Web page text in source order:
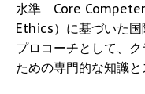
水準 Core
Ethics）に基づいた国
プロコーチとして、
ための専門的な知識と